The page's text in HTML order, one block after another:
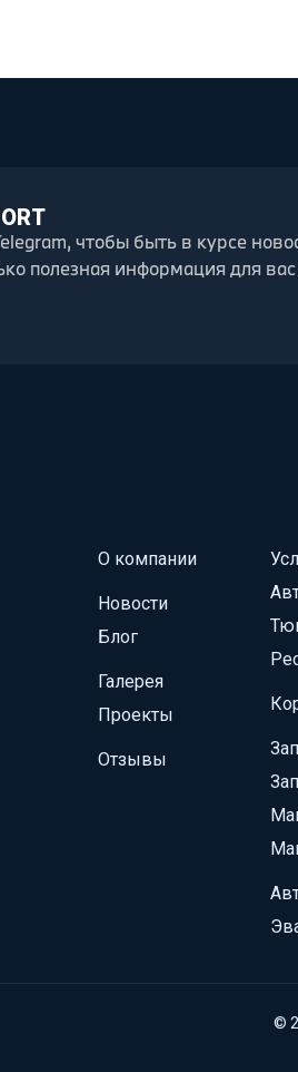
чтобы быть в курсе
полезная информация для
О компании
Новости
Блог
Галерея
Проекты
Отзывы
©